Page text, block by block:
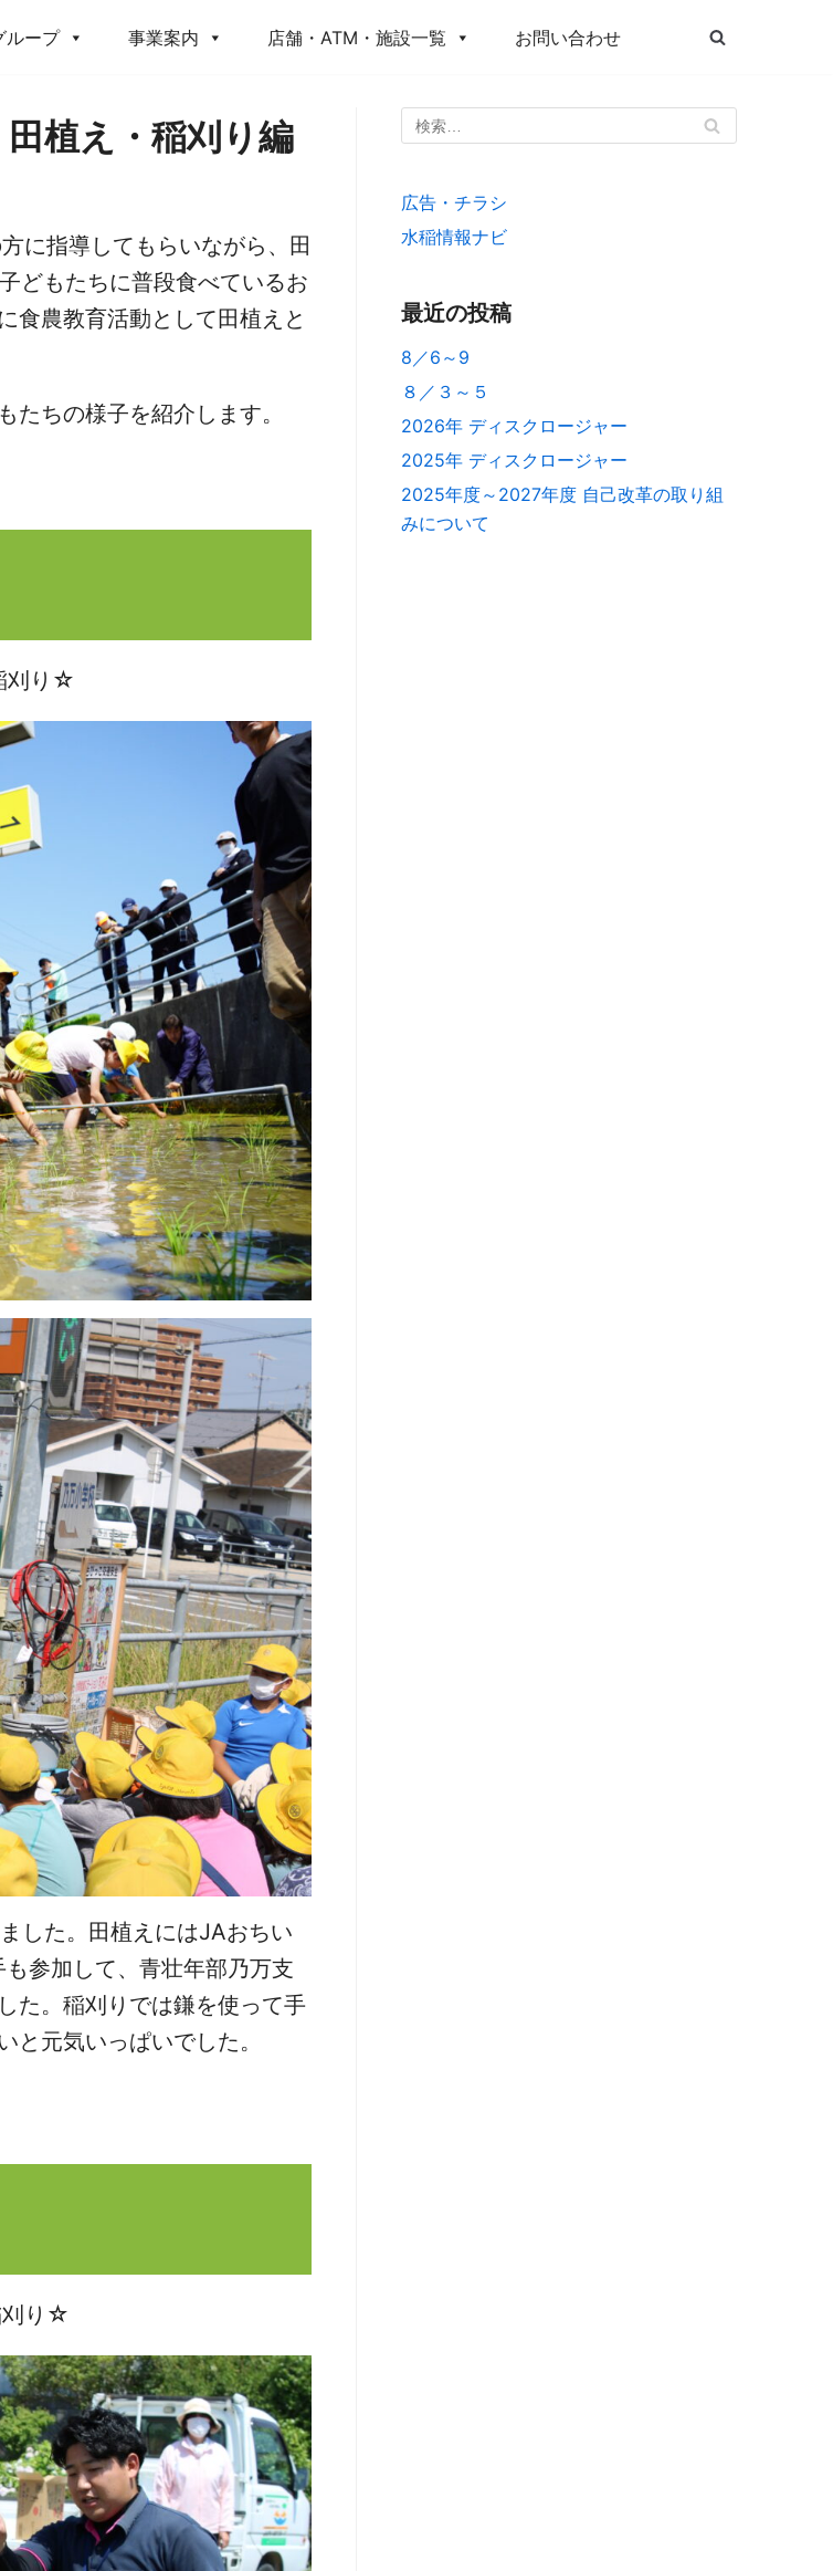
ループ 事業案内 店舗・ATM・施設一覧 お問い合わせ
植え・稲刈り編
に指導してもらいながら、田
どもたちに普段食べているお
食農教育活動として田植えと
ちの様子を紹介します。
刈り☆
した。田植えにはJAおちい
参加して、青壮年部乃万支
た。稲刈りでは鎌を使って手
元気いっぱいでした。
刈り☆
広告・チラシ
水稲情報ナビ
最近の投稿
8／6～9
８／３～５
2026年 ディスクロージャー
2025年 ディスクロージャー
2025年度～2027年度 自己改革の取り組
みについて